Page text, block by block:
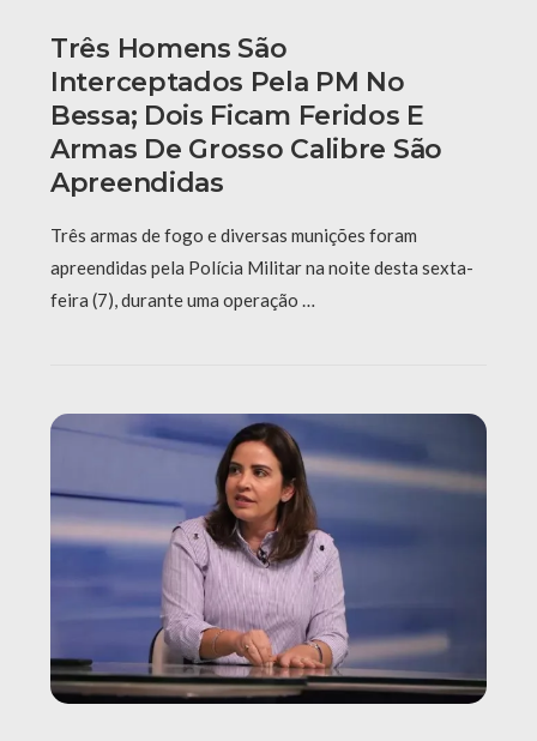
Três Homens São
Interceptados Pela PM No
Bessa; Dois Ficam Feridos E
Armas De Grosso Calibre São
Apreendidas
Três armas de fogo e diversas munições foram
apreendidas pela Polícia Militar na noite desta sexta-
feira (7), durante uma operação …